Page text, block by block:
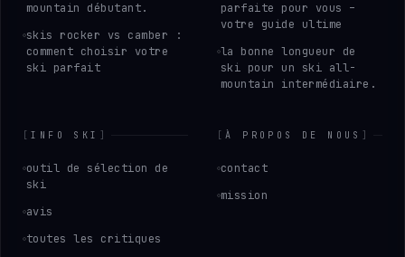
mountain débutant.
skis rocker vs camber :
comment choisir votre
ski parfait
parfaite pour vous –
votre guide ultime
la bonne longueur de
ski pour un ski all-
mountain intermédiaire.
[INFO SKI ]
outil de sélection de
ski
avis
toutes les critiques
[À PROPOS DE NOUS ]
contact
mission